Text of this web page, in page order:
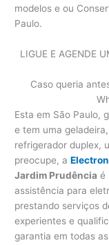
modelos e ou
Paulo.
LIGUE E AGENDE
Caso queria
Esta em São Paulo,
e tem uma
refrigerador duplex,
preocupe, a
Jardim Prudência é
assistência para
prestando serviços
experientes e
garantia em todas